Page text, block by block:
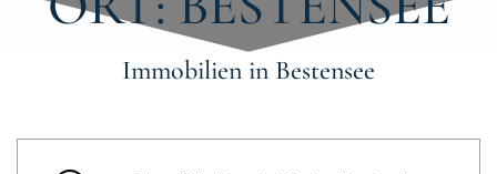
Immobilien in Bestensee